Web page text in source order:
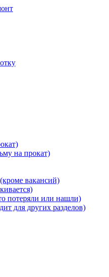
на прокат)
вакансий)
потеряли или нашли)
для других разделов)